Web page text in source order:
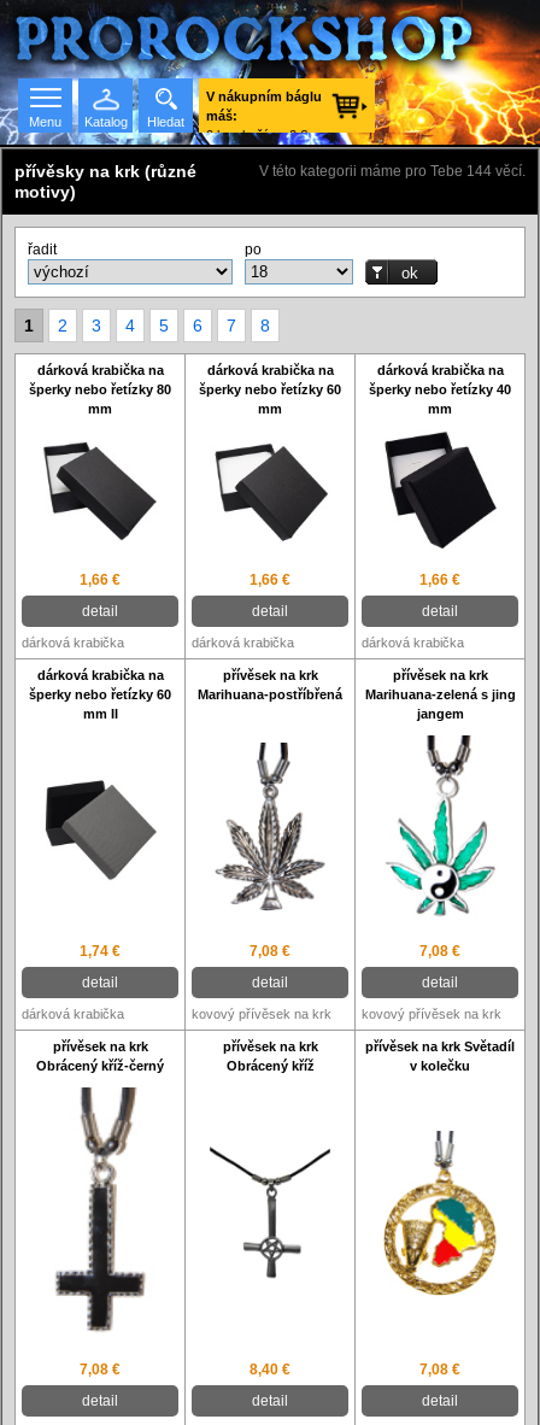
Hledat
Menu
V nákupním báglu
máš:
0 ks zboží za 0 €
vč. DPH.
V této kategorii máme pro Tebe 144 věcí.
přívěsky na krk (různé
motivy)
řadit po
1 2 3 4 5 6 7 8
dárková krabička na
šperky nebo řetízky 80
mm
dárková krabička na
šperky nebo řetízky 60
mm
dárková krabička na
šperky nebo řetízky 40
mm
1,66 €
detail
1,66 €
detail
1,66 €
detail
dárková krabička dárková krabička dárková krabička
dárková krabička na
šperky nebo řetízky 60
mm II
přívěsek na krk
Marihuana-postříbřená
přívěsek na krk
Marihuana-zelená s jing
jangem
1,74 €
detail
7,08 €
detail
7,08 €
detail
dárková krabička kovový přívěsek na krk kovový přívěsek na krk
přívěsek na krk
Obrácený kříž-černý
přívěsek na krk
Obrácený kříž
přívěsek na krk Světadíl
v kolečku
7,08 €
detail
8,40 €
detail
7,08 €
detail
Katalog